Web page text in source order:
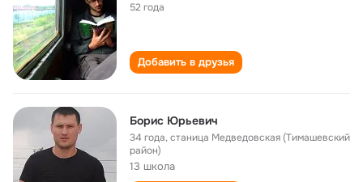
52 года
Добавить в друзья
Борис Юрьевич
34 года,станица Медведовская (Тимашевский
район)
13 школа